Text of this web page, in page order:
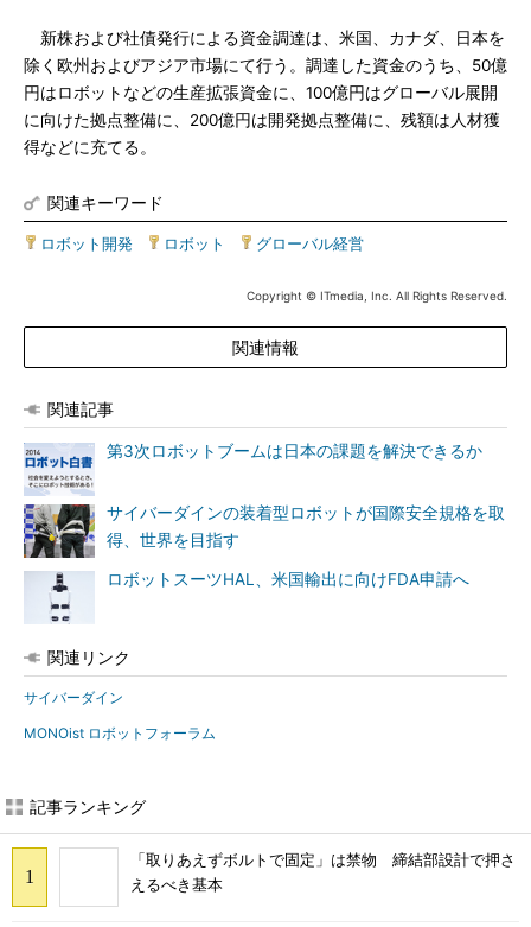
新株および社債発行による資金調達は、米国、カナダ、日本を
除く欧州およびアジア市場にて行う。調達した資金のうち、50億
円はロボットなどの生産拡張資金に、100億円はグローバル展開
に向けた拠点整備に、200億円は開発拠点整備に、残額は人材獲
得などに充てる。
関連キーワード
ロボット開発 ロボット グローバル経営
Copyright © ITmedia, Inc. All Rights Reserved.
関連情報
関連記事
第3次ロボットブームは日本の課題を解決できるか
サイバーダインの装着型ロボットが国際安全規格を取
得、世界を目指す
ロボットスーツHAL、米国輸出に向けFDA申請へ
関連リンク
サイバーダイン
MONOist ロボットフォーラム
記事ランキング
「取りあえずボルトで固定」は禁物 締結部設計で押さ
えるべき基本